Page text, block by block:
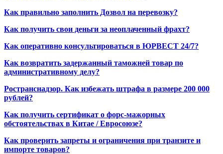
Как правильно заполнить Дозвол на перевозку?
Как получить свои деньги за неоплаченный фрахт?
Как оперативно консультироваться в ЮРВЕСТ 24/7?
Как возвратить задержанный таможней товар по
административному делу?
Ространснадзор. Как избежать штрафа в размере 200 000
рублей?
Как получить сертификат о форс-мажорных
обстоятельствах в Китае / Евросоюзе?
Как проверить запреты и ограничения при транзите и
импорте товаров?